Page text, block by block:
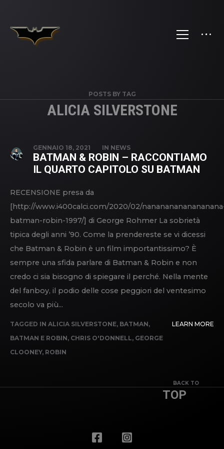
POSTS BY TAG
ALICIA SILVERSTONE
GENNAIO 18, 2021 IN NEWS
BATMAN & ROBIN – RACCONTIAMO
IL QUARTO CAPITOLO SU BATMAN
RECENSIONE presa da
[http://www.i400calci.com/2020/02/
batman-robin-1997/] di George Rohmer La sobrietà
tipica degli anni ’90. Come la prendereste se vi dicessi
che Batman & Robin è un film importantissimo? È
sempre una sfida parlare di Batman & Robin e non
credo ci sia bisogno di spiegare il perché. Nella mente
del fanboy, il podio delle cose peggiori del ventesimo
secolo va più...
TAGGED IN ALICIA SILVERSTONE, BATMAN,
BATMAN E ROBIN, CHRIS O'DONNELL, GEORGE
CLOONEY, ROBIN
LEARN MORE
BACK TO
TOP